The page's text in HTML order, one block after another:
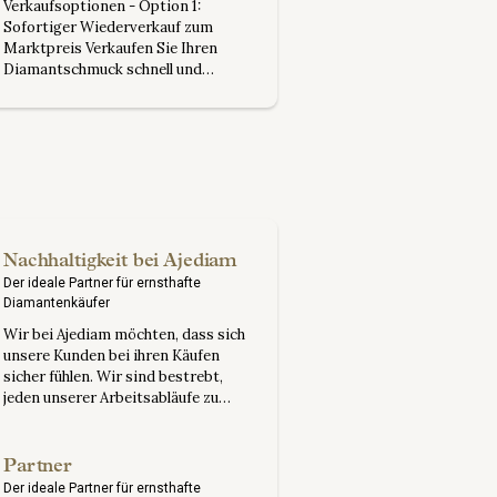
Verkaufsoptionen - Option 1:
Sofortiger Wiederverkauf zum
Marktpreis Verkaufen Sie Ihren
Diamantschmuck schnell und
konkurrenzfähiges Angebot für Ihre
Diamanten zu maximieren,...
Nachhaltigkeit bei Ajediam
Der ideale Partner für ernsthafte
Diamantenkäufer
Wir bei Ajediam möchten, dass sich
unsere Kunden bei ihren Käufen
sicher fühlen. Wir sind bestrebt,
jeden unserer Arbeitsabläufe zu
unser Team und unsere Kunden stolz
sein können und mit dem sie
Partner
Der ideale Partner für ernsthafte